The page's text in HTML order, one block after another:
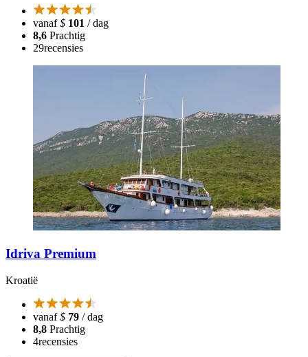
vanaf$ 101 / dag
8,6 Prachtig
29recensies
Idriva Premium
Kroatië
vanaf$ 79 / dag
8,8 Prachtig
4recensies